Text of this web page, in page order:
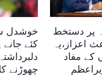
پر دستخط
اعزاز،یہ
کے مفاد
خوشدل
کئے جانے
چھوڑنے